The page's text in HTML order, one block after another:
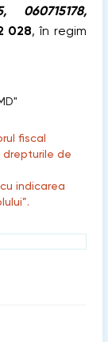
060715178,
028, în regim
fiscal
drepturile de
indicarea